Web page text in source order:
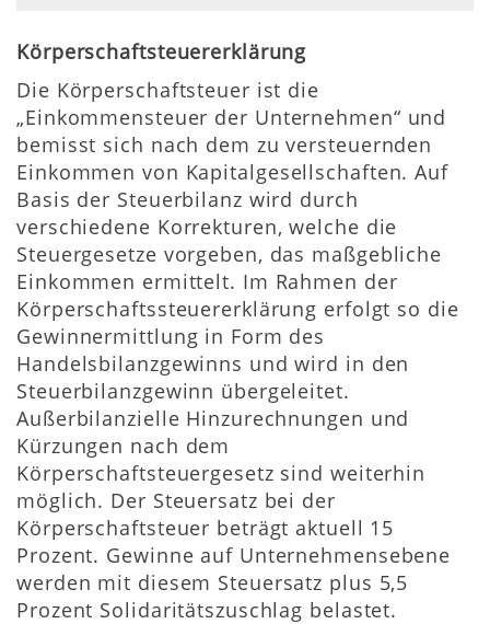
Körperschaftsteuererklärung
Die Körperschaftsteuer ist die
„Einkommensteuer der Unternehmen“ und
bemisst sich nach dem zu versteuernden
Einkommen von Kapitalgesellschaften. Auf
Basis der Steuerbilanz wird durch
verschiedene Korrekturen, welche die
Steuergesetze vorgeben, das maßgebliche
Einkommen ermittelt. Im Rahmen der
Körperschaftssteuererklärung erfolgt so die
Gewinnermittlung in Form des
Handelsbilanzgewinns und wird in den
Steuerbilanzgewinn übergeleitet.
Außerbilanzielle Hinzurechnungen und
Kürzungen nach dem
Körperschaftsteuergesetz sind weiterhin
möglich. Der Steuersatz bei der
Körperschaftsteuer beträgt aktuell 15
Prozent. Gewinne auf Unternehmensebene
werden mit diesem Steuersatz plus 5,5
Prozent Solidaritätszuschlag belastet.